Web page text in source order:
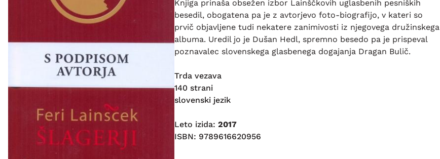
Knjiga prinaša obsežen izbor Lainščkovih uglasbenih pesniških
besedil, obogatena pa je z avtorjevo foto-biografijo, v kateri so
prvič objavljene tudi nekatere zanimivosti iz njegovega družinskega
albuma. Uredil jo je Dušan Hedl, spremno besedo pa je prispeval
poznavalec slovenskega glasbenega dogajanja Dragan Bulič.
Trda vezava
140 strani
slovenski jezik
Leto izida: 2017
ISBN: 9789616620956